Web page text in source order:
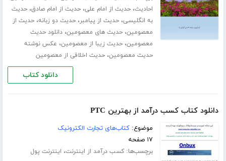
احادیث،حدیث از امام علی،حدیث از امام صادق،حدیث
به انگلیسی،حدیث از پیامبر،حدیث دو زبانه،حدیث از
معصومین،حدیث های معصومین،دانلود حدیث
معصومین،حدیث زیبا از معصومین، عکس نوشته
حدیث معصومین،حدیث اخلاقی از معصومین
دانلود کتاب
دانلود کتاب کسب درآمد از بهترین PTC
موضوع:کتاب‌های تجارت الکترونیک
۱۷ صفحه
برچسب‌ها:کسب درآمد از اینترنت، اینترنت پول